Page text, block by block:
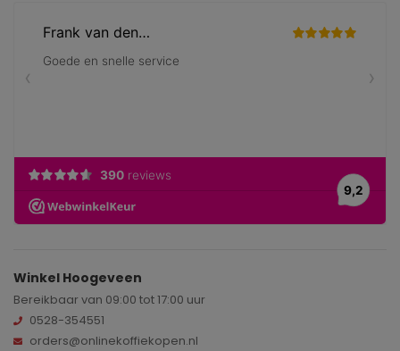
Winkel Hoogeveen
Bereikbaar van 09:00 tot 17:00 uur
0528-354551
orders@onlinekoffiekopen.nl